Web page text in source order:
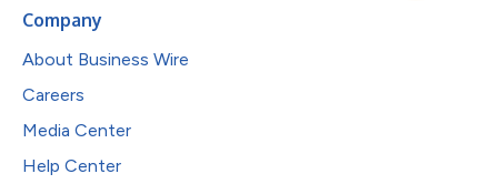
Company
About Business Wire
Careers
Media Center
Help Center